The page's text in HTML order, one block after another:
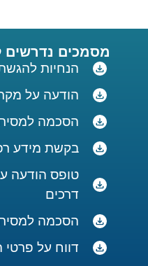
מסמכים
הנחיות
הודעה על
הסכמה
בקשת מידע
טופס הודעה
דרכים
הסכמה
דווח על פרטי